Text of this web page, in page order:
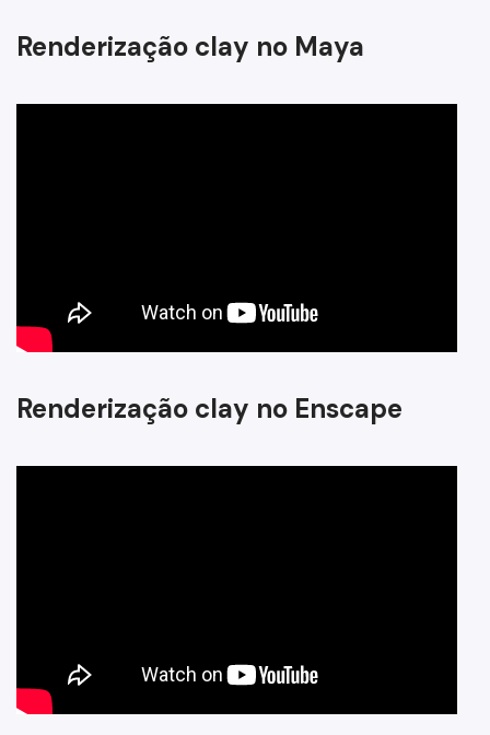
Renderização clay no Maya
Renderização clay no Enscape